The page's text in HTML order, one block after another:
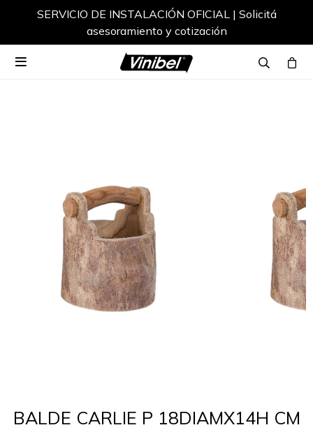
SERVICIO DE INSTALACIÓN OFICIAL | Solicitá
asesoramiento y cotización

BALDE CARLIE P 18DIAMX14H CM